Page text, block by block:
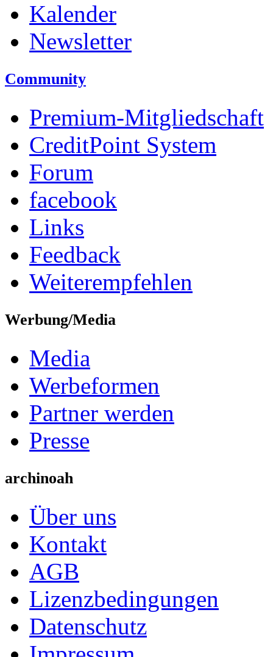
Kalender
Newsletter
Community
Premium-Mitgliedschaft
CreditPoint System
Forum
facebook
Links
Feedback
Weiterempfehlen
Werbung/Media
Media
Werbeformen
Partner werden
Presse
archinoah
Über uns
Kontakt
AGB
Lizenzbedingungen
Datenschutz